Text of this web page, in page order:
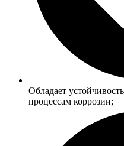
Обладает
процессам коррозии;